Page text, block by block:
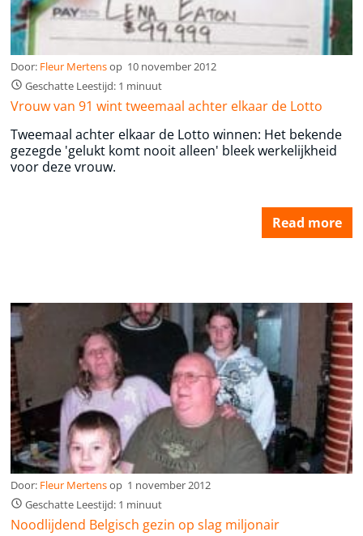
Door: Fleur Mertensop 10 november 2012
Geschatte Leestijd: 1 minuut
Vrouw van 91 wint tweemaal achter elkaar de Lotto
Tweemaal achter elkaar de Lotto winnen: Het bekende
gezegde 'gelukt komt nooit alleen' bleek werkelijkheid
voor deze vrouw.
Read more
Door: Fleur Mertensop 1 november 2012
Geschatte Leestijd: 1 minuut
Noodlijdend Belgisch gezin op slag miljonair